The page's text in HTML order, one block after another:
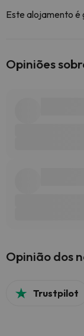
Este alojamento é
Opiniões
Opinião dos
Trustpilot